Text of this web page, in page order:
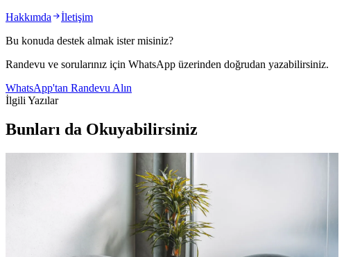
Hakkımda
İletişim
Bu konuda destek almak ister misiniz?
Randevu ve sorularınız için WhatsApp üzerinden doğrudan yazabilirsiniz.
WhatsApp'tan Randevu Alın
İlgili Yazılar
Bunları da Okuyabilirsiniz